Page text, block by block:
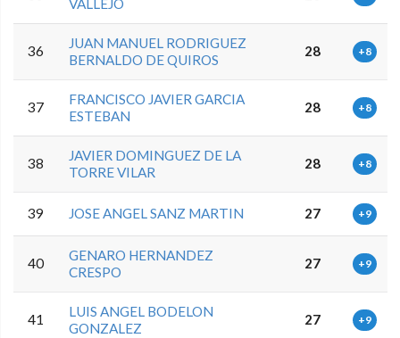
VALLEJO
36
JUAN MANUEL RODRIGUEZ
BERNALDO DE QUIROS
28 +8
37
FRANCISCO JAVIER GARCIA
ESTEBAN
28 +8
38
JAVIER DOMINGUEZ DE LA
TORRE VILAR
28 +8
39 JOSE ANGEL SANZ MARTIN 27 +9
40
GENARO HERNANDEZ
CRESPO
27 +9
41
LUIS ANGEL BODELON
GONZALEZ
27 +9